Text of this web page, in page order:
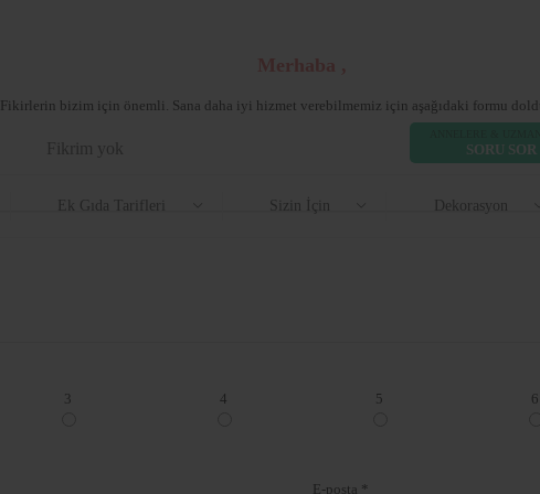
SORU SOR
Ek Gıda Tarifleri Sizin İçin Dekorasyon
Fikirlerin bizim için önemli. Sana daha iyi hizmet verebilmemiz için aşağıdaki formu
Fikrim yok
3 4 5 6
E-posta *